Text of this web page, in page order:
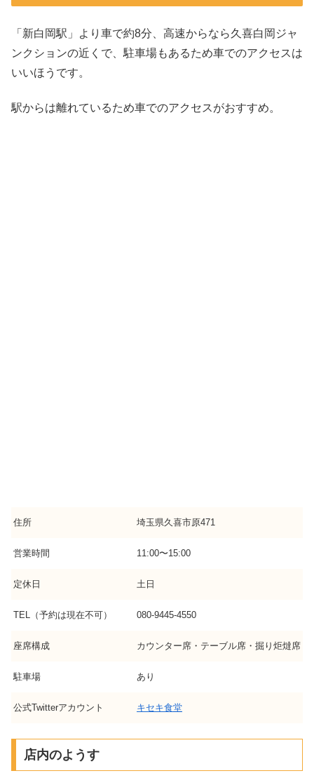
「新白岡駅」より車で約8分、高速からなら久喜白岡ジャ
ンクションの近くで、駐車場もあるため車でのアクセスは
いいほうです。
駅からは離れているため車でのアクセスがおすすめ。
住所 埼玉県久喜市原471
営業時間 11:00〜15:00
定休日 土日
TEL（予約は現在不可） 080-9445-4550
座席構成 カウンター席・テーブル席・掘り炬燵席
駐車場 あり
公式Twitterアカウント キセキ食堂
店内のようす